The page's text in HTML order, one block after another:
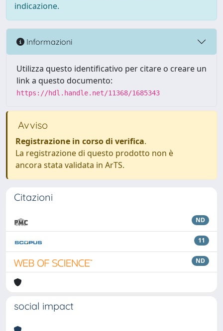
indicazione.
Informazioni
Utilizza questo identificativo per citare o creare un
link a questo documento:
https://hdl.handle.net/11368/1685343
Avviso
Registrazione in corso di verifica.
La registrazione di questo prodotto non è
ancora stata validata in ArTS.
Citazioni
ND
11
ND
social impact